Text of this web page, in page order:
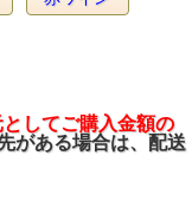
カレガーラの特徴で
ローラルな香りとフ
らかな口当たりと、
イル及びワインを
品質管理しており
してご購入金額の
がある場合は、配送